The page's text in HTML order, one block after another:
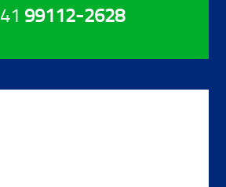
41 99112-2628